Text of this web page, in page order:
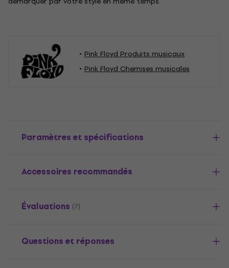
Pink Floyd Produits musicaux
Pink Floyd Chemises musicales
Paramètres et spécifications
Accessoires recommandés
Évaluations (7)
Questions et réponses